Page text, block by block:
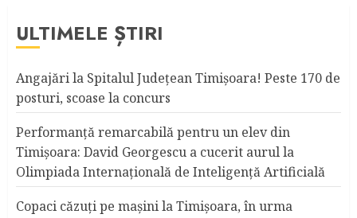
ULTIMELE ȘTIRI
Angajări la Spitalul Judeţean Timişoara! Peste 170 de
posturi, scoase la concurs
Performanță remarcabilă pentru un elev din
Timișoara: David Georgescu a cucerit aurul la
Olimpiada Internațională de Inteligență Artificială
Copaci căzuţi pe maşini la Timişoara, în urma